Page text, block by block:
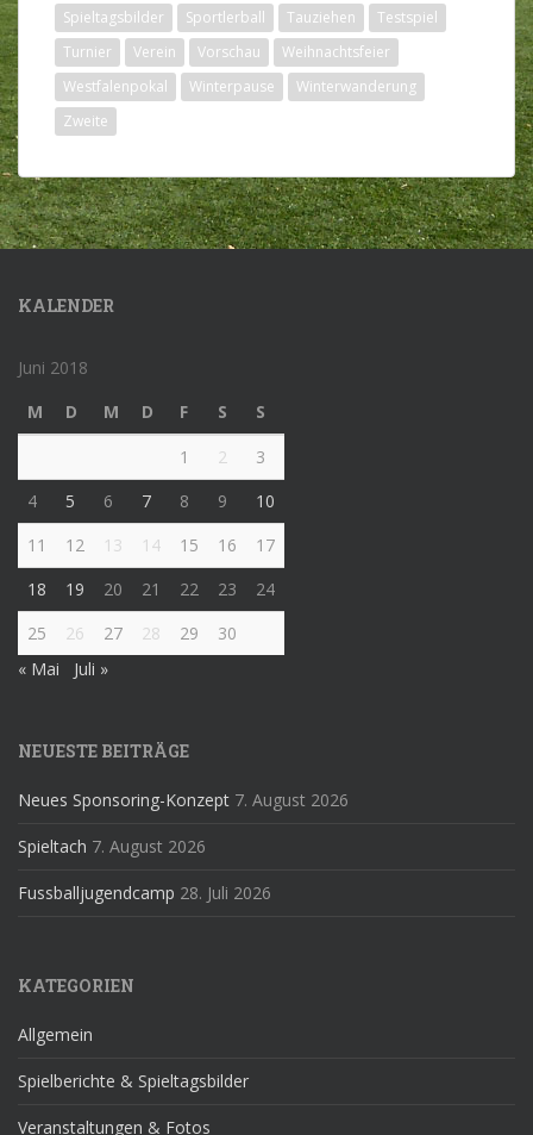
Spieltagsbilder
Sportlerball Tauziehen
Testspiel
Turnier
Verein Vorschau
Weihnachtsfeier
Westfalenpokal
Winterpause
Winterwanderung
Zweite
KALENDER
Juni 2018
M
D M D F S
S
1
2
3
4
5 6 7 8 9
10
11
12 13 14 15 16
17
18
19 20 21 22 23
24
25
26 27 28 29
30
« Mai
Juli »
NEUESTE BEITRÄGE
Neues Sponsoring-Konzept 7. August 2026
Spieltach 7. August 2026
Fussballjugendcamp 28. Juli 2026
KATEGORIEN
Allgemein
Spielberichte & Spieltagsbilder
Veranstaltungen & Fotos